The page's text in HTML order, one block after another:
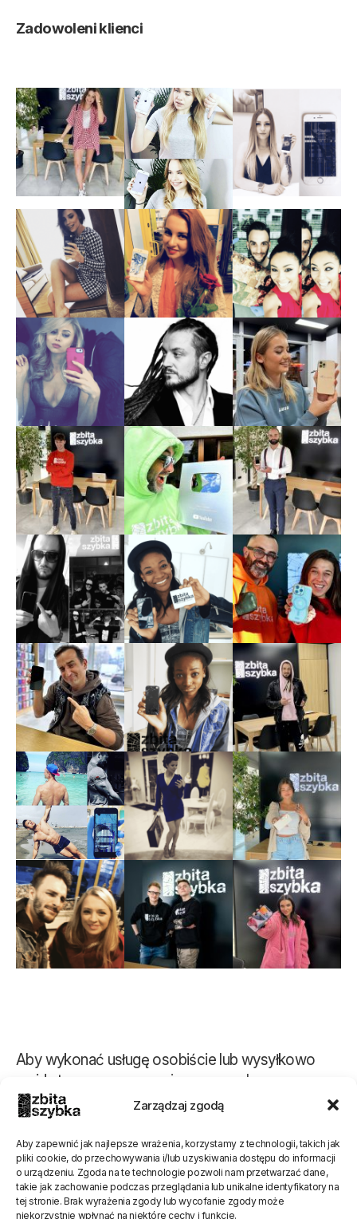
Zarządzaj zgodą
Aby zapewnić jak najlepsze wrażenia, korzystamy z technologii, takich jak
pliki cookie, do przechowywania i/lub uzyskiwania dostępu do informacji
o urządzeniu. Zgoda na te technologie pozwoli nam przetwarzać dane,
takie jak zachowanie podczas przeglądania lub unikalne identyfikatory na
tej stronie. Brak wyrażenia zgody lub wycofanie zgody może
niekorzystnie wpłynąć na niektóre cechy i funkcje.
Zadowoleni klienci
Aby wykonać usługę osobiście lub wysyłkowo
wejdz tu
www.rezerwacjanaprawy.pl
Oceń stronę
[Ocen:0Średnia:0]